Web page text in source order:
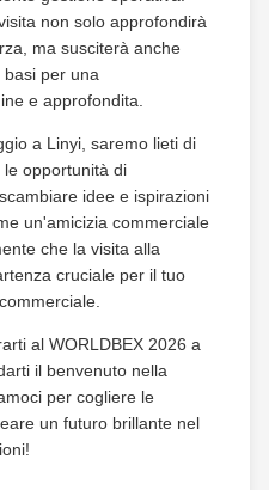
non solo approfondirà
ma susciterà anche
per una
e approfondita.
a Linyi, saremo lieti di
opportunità di
idee e ispirazioni
un'amicizia commerciale
che la visita alla
cruciale per il tuo
al WORLDBEX 2026 a
il benvenuto nella
per cogliere le
un futuro brillante nel